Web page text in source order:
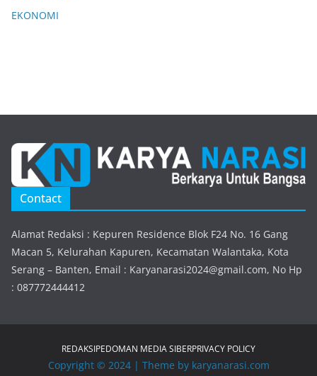
EKONOMI
Contact
Alamat Redaksi : Kepuren Residence Blok F24 No. 16 Gang
Macan 5, Kelurahan Kapuren, Kecamatan Walantaka, Kota
Serang – Banten, Email : Karyanarasi2024@gmail.com, No Hp
: 087772444412
REDAKSIPEDOMAN MEDIA SIBERPRIVACY POLICY
Copyright © 2024 | Theme by karyanarasi.com